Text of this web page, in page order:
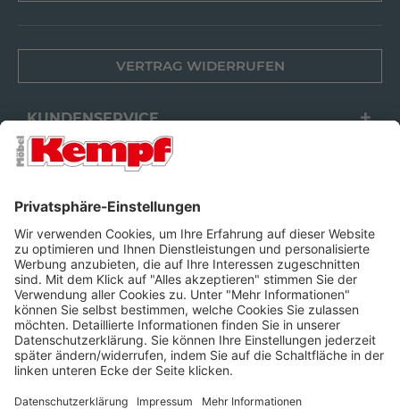
VERTRAG WIDERRUFEN
KUNDENSERVICE
FILIALEN
FOLGEN SIE UNS
Barrierefreiheit Cookie-Einstellungen Widerrufsrecht